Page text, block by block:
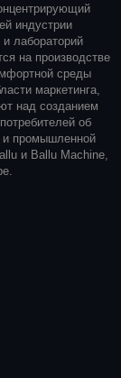
индустрии
лабораторий
на производстве
среды
маркетинга,
над созданием
об
и промышленной
и Ballu Machine,